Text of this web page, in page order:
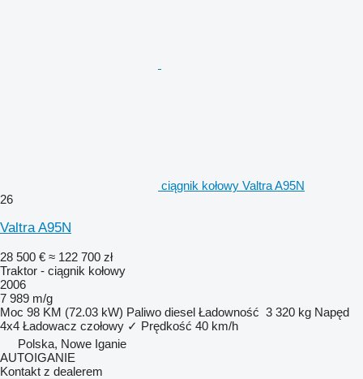
ciągnik kołowy Valtra A95N
26
Valtra A95N
28 500 € ≈ 122 700 zł
Traktor - ciągnik kołowy
2006
7 989 m/g
Moc 98 KM (72.03 kW) Paliwo diesel Ładowność 3 320 kg Napęd
4x4 Ładowacz czołowy ✓ Prędkość 40 km/h
Polska, Nowe Iganie
AUTOIGANIE
Kontakt z dealerem